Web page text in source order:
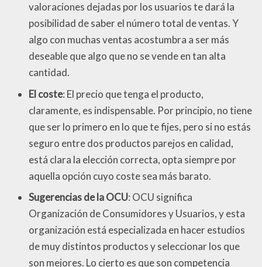
valoraciones dejadas por los usuarios te dará la
posibilidad de saber el número total de ventas. Y
algo con muchas ventas acostumbra a ser más
deseable que algo que no se vende en tan alta
cantidad.
El coste: El precio que tenga el producto,
claramente, es indispensable. Por principio, no tiene
que ser lo primero en lo que te fijes, pero si no estás
seguro entre dos productos parejos en calidad,
está clara la elección correcta, opta siempre por
aquella opción cuyo coste sea más barato.
Sugerencias de la OCU: OCU significa
Organización de Consumidores y Usuarios, y esta
organización está especializada en hacer estudios
de muy distintos productos y seleccionar los que
son mejores. Lo cierto es que son competencia